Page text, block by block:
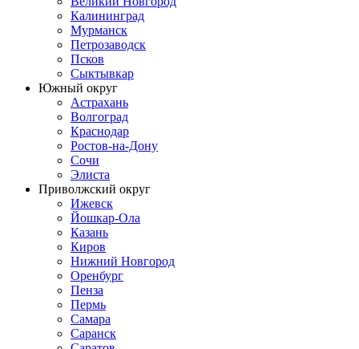
Калининград
Мурманск
Петрозаводск
Псков
Сыктывкар
Южный округ
Астрахань
Волгоград
Краснодар
Ростов-на-Дону
Сочи
Элиста
Приволжский округ
Ижевск
Йошкар-Ола
Казань
Киров
Нижний Новгород
Оренбург
Пенза
Пермь
Самара
Саранск